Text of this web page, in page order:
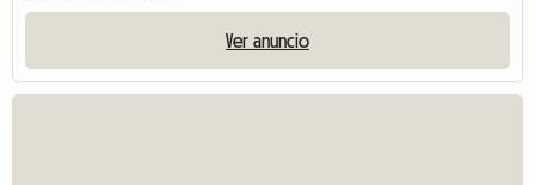
Ver anuncio